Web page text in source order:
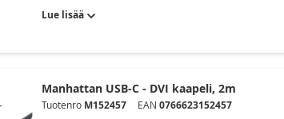
Lue lisää
Manhattan USB-C - DVI kaapeli, 2m
Tuotenro M152457 EAN 0766623152457